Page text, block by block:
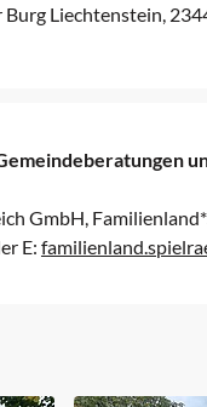
Liechtenstein,
GmbH,
E: